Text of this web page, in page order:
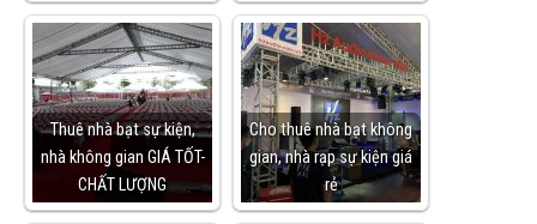
Thuê nhà bạt sự kiện,
nhà không gian GIÁ TỐT-
CHẤT LƯỢNG
Cho thuê nhà bạt không
gian, nhà rạp sự kiện giá
rẻ